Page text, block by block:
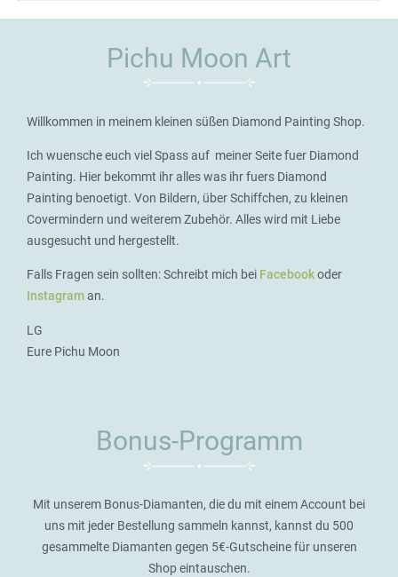
Pichu Moon Art
Willkommen in meinem kleinen süßen Diamond Painting Shop.
Ich wuensche euch viel Spass auf meiner Seite fuer Diamond
Painting. Hier bekommt ihr alles was ihr fuers Diamond
Painting benoetigt. Von Bildern, über Schiffchen, zu kleinen
Covermindern und weiterem Zubehör. Alles wird mit Liebe
ausgesucht und hergestellt.
Falls Fragen sein sollten: Schreibt mich bei Facebookoder
Instagraman.
LG
Eure Pichu Moon
Bonus-Programm
Mit unserem Bonus-Diamanten, die du mit einem Account bei
uns mit jeder Bestellung sammeln kannst, kannst du 500
gesammelte Diamanten gegen 5€-Gutscheine für unseren
Shop eintauschen.